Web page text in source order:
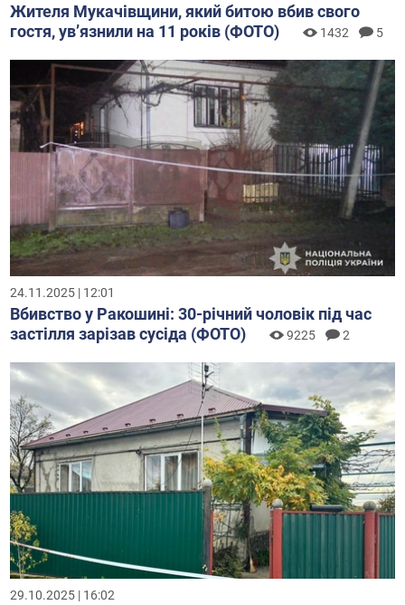
Жителя Мукачівщини, який битою вбив свого
гостя, увʼязнили на 11 років (ФОТО)
1432 5
24.11.2025 | 12:01
Вбивство у Ракошині: 30-річний чоловік під час
застілля зарізав сусіда (ФОТО)
9225 2
29.10.2025 | 16:02